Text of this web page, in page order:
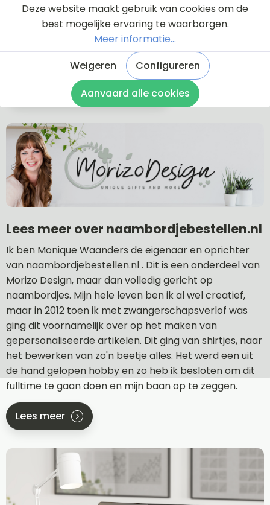
Wat is de levertijd?
Wat zijn de verzendkosten?
Hoe lang is de garantie?
Kan ik een naambordje retourneren?
Naar veel gestelde vragen
Lees meer over naambordjebestellen.nl
Ik ben Monique Waanders de eigenaar en oprichter
van naambordjebestellen.nl . Dit is een onderdeel van
Morizo Design, maar dan volledig gericht op
naambordjes. Mijn hele leven ben ik al wel creatief,
maar in 2012 toen ik met zwangerschapsverlof was
ging dit voornamelijk over op het maken van
gepersonaliseerde artikelen. Dit ging van shirtjes, naar
het bewerken van zo'n beetje alles. Het werd een uit
de hand gelopen hobby en zo heb ik besloten om dit
fulltime te gaan doen en mijn baan op te zeggen.
Lees meer
Deze website maakt gebruik van cookies om de
best mogelijke ervaring te waarborgen.
Meer informatie...
Weigeren
Configureren
Aanvaard alle cookies